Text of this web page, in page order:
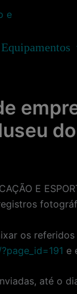
Equipamentos
E
os
e
até o